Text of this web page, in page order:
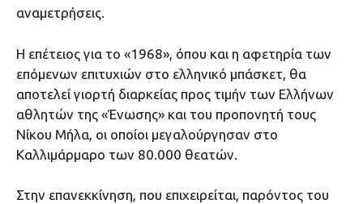
αναμετρήσεις.
Η επέτειος για το «1968», όπου και η αφετηρία των
επόμενων επιτυχιών στο ελληνικό μπάσκετ, θα
αποτελεί γιορτή διαρκείας προς τιμήν των Ελλήνων
αθλητών της «Ένωσης» και του προπονητή τους
Νίκου Μήλα, οι οποίοι μεγαλούργησαν στο
Καλλιμάρμαρο των 80.000 θεατών.
Στην επανεκκίνηση, που επιχειρείται, παρόντος του